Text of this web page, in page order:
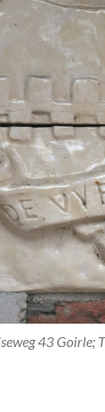
43 Goirle;